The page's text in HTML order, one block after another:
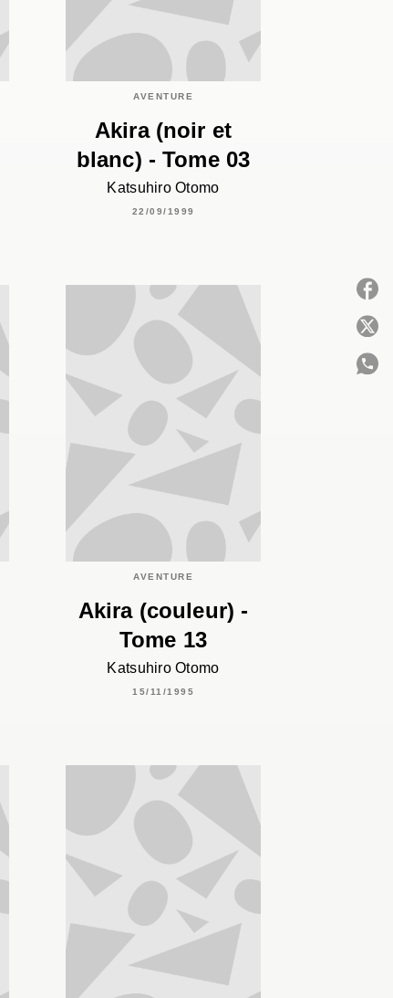
AVENTURE
Akira (noir et
blanc) - Tome 03
Katsuhiro Otomo
22/09/1999
AVENTURE
Akira (couleur) -
Tome 13
Katsuhiro Otomo
15/11/1995